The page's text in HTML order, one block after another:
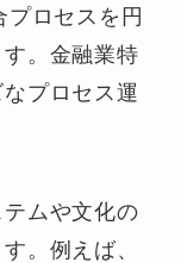
プロセスを円
。金融業特
プロセス運
ムや文化の
。例えば、